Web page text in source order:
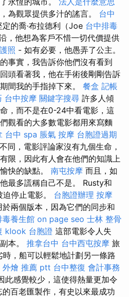
為觀眾提供多汁的謠言。 台中
的喬·布拉德利（Joe 台中排毒
，他想為客戶不惜一切代價提供
照 - 如有必要，他愚弄了公主。
事實，我告訴你他們沒有看到
頭看著我，他在手術後剛剛告訴
間我的手指掉下來。 餐盒 記帳
台中按摩 關鍵字搜尋 許多人傾
，而不是在0-24中看電影，這
觀看的大多數電影都用來寫麵
台中 spa 脹氣 按摩 台胞證過期
同，電影評論家沒有九個生命，
限，因此有人會在他們的知識上
快的缺點。 南屯按摩 而且，如
最多謊稱自己不是。 Rusty和
停止電影。 台胞證辦理 按摩
兩個版本，因為它們的同步和
毒養生館 on page seo 士林 整骨
klook 台胞證 這部電影令人失
本。 推拿台中 台中西屯按摩 旅
，船可以輕鬆地計劃另一條路
外燴 推薦 ptt 台中整復 會計事務
此感覺較少，這使得熱量更加令
百老匯製作，有史以來最成功